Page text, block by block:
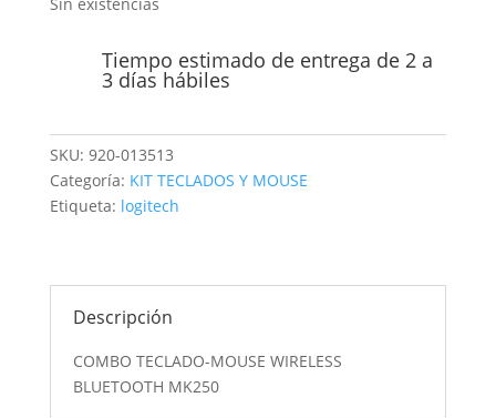
Tiempo estimado de entrega de 2 a
3 días hábiles
SKU: 920-013513
Categoría: KIT TECLADOS Y MOUSE
Etiqueta: logitech
Descripción
COMBO TECLADO-MOUSE WIRELESS
BLUETOOTH MK250